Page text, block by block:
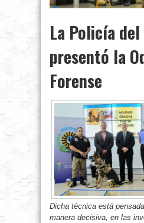
La Policía
presentó la
Forense
Dicha técnica está
manera decisiva, en las